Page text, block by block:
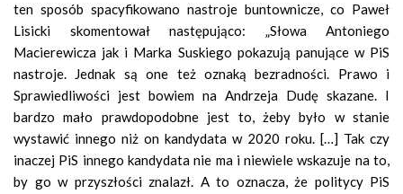
ten sposób spacyfikowano nastroje buntownicze, co Paweł
Lisicki skomentował następująco: „Słowa Antoniego
Macierewicza jak i Marka Suskiego pokazują panujące w PiS
nastroje. Jednak są one też oznaką bezradności. Prawo i
Sprawiedliwości jest bowiem na Andrzeja Dudę skazane. I
bardzo mało prawdopodobne jest to, żeby było w stanie
wystawić innego niż on kandydata w 2020 roku. […] Tak czy
inaczej PiS innego kandydata nie ma i niewiele wskazuje na to,
by go w przyszłości znalazł. A to oznacza, że politycy PiS